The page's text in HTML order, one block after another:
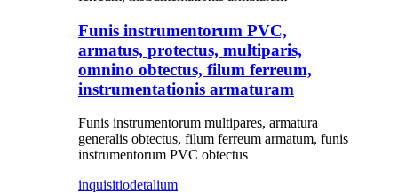
Funis instrumentorum PVC,
armatus, protectus, multiparis,
omnino obtectus, filum ferreum,
instrumentationis armaturam
Funis instrumentorum multipares, armatura
generalis obtectus, filum ferreum armatum, funis
instrumentorum PVC obtectus
inquisitiodetalium